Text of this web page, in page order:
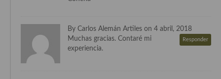
Cocina Bulgara
By Carlos Alemán Artiles on 4 abril, 2018
Responder
Muchas gracias. Contaré mi
experiencia.